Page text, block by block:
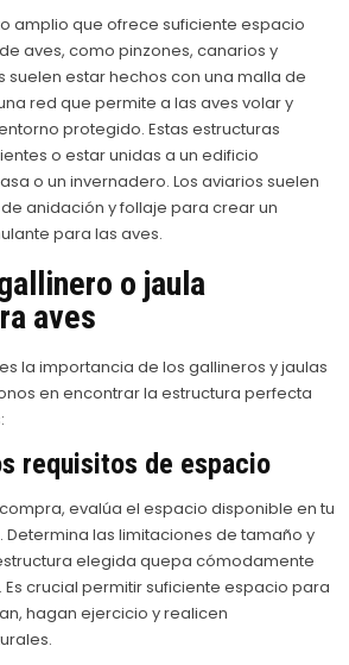
amplio que ofrece suficiente espacio
aves, como pinzones, canarios y
suelen estar hechos con una malla de
red que permite a las aves volar y
protegido. Estas estructuras
o estar unidas a un edificio
o un invernadero. Los aviarios suelen
anidación y follaje para crear un
para las aves.
o jaula
aves
la importancia de los gallineros y jaulas
en encontrar la estructura perfecta
requisitos de espacio
evalúa el espacio disponible en tu
las limitaciones de tamaño y
elegida quepa cómodamente
crucial permitir suficiente espacio para
hagan ejercicio y realicen